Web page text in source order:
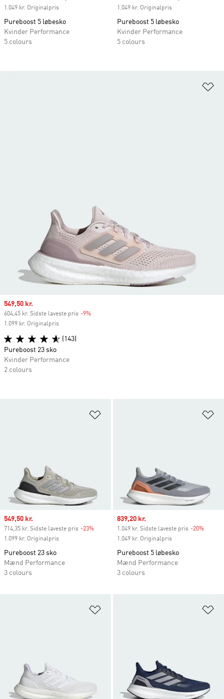
1.049 kr. Originalpris
Pureboost 5 løbesko
Kvinder Performance
5 colours
1.049 kr. Originalpris
Pureboost 5 løbesko
Kvinder Performance
5 colours
Sale price
549,50 kr.
714,35 kr. Sidste laveste pris -23%
1.099 kr. Originalpris
Pureboost 23 sko
Mænd Performance
3 colours
Sale price
839,20 kr.
1.049 kr. Sidste laveste pris -20%
1.049 kr. Originalpris
Pureboost 5 løbesko
Mænd Performance
3 colours
Sale price
549,50 kr.
604,45 kr. Sidste laveste pris -9%
1.099 kr. Originalpris
(143)
Pureboost 23 sko
Kvinder Performance
2 colours